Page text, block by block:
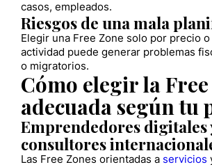
casos, empleados.
Riesgos de una mala
Elegir una Free Zone solo por precio
actividad puede generar problemas
o migratorios.
Cómo elegir la
adecuada según tu
Emprendedores digitales
consultores
Las Free Zones orientadas a servicios